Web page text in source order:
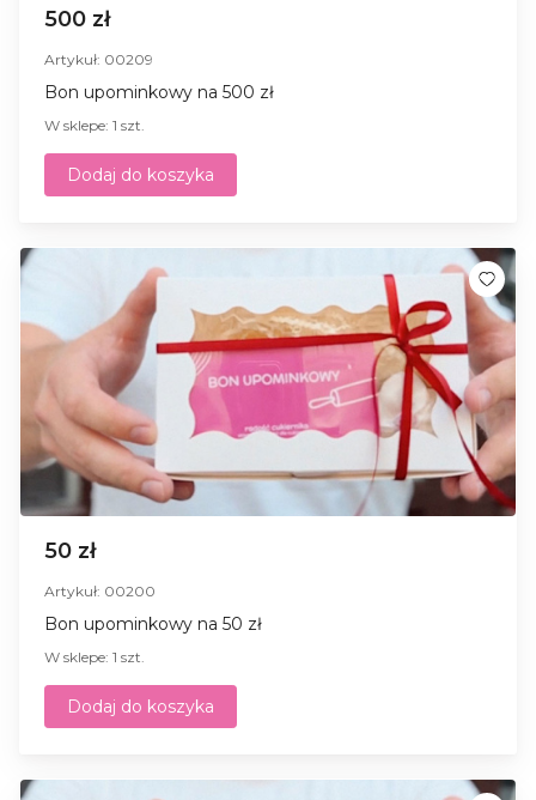
500 zł
Artykuł: 00209
Bon upominkowy na 500 zł
W sklepe: 1 szt.
Dodaj do koszyka
50 zł
Artykuł: 00200
Bon upominkowy na 50 zł
W sklepe: 1 szt.
Dodaj do koszyka